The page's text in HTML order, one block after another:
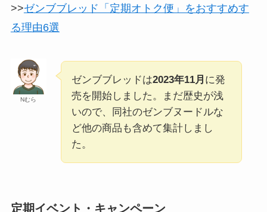
>>ゼンブブレッド「定期オトク便」をおすすめす
る理由6選
Nむら
ゼンブブレッドは2023年11月 に発
売を開始しました。まだ歴史が浅
いので、同社のゼンブヌードルな
ど他の商品も含めて集計しまし
た。
定期イベント・キャンペーン